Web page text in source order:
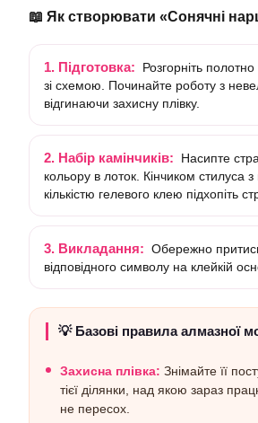
📖 Як створювати «Сонячні
1. Підготовка:
Розгорніть
зі схемою. Починайте роботу з
відгинаючи захисну плівку.
2. Набір камінчиків:
Насипте
кольору в лоток. Кінчиком стилуса
кількістю гелевого клею підхопіть
3. Викладання: Обережно
відповідного символу на клейкій
💡 Базові правила алмазної
Захисна плівка: Знімайте її
тієї ділянки, над якою зараз
не пересох.